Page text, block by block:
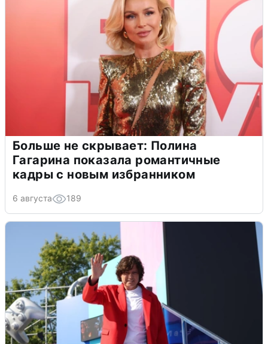
Больше не скрывает: Полина
Гагарина показала романтичные
кадры с новым избранником
6 августа 189